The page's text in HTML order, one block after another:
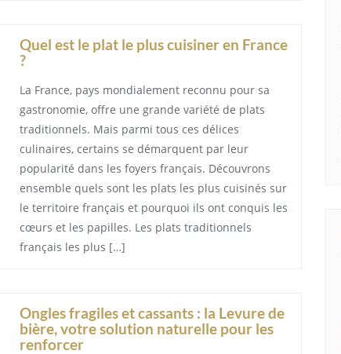
Quel est le plat le plus cuisiner en France
?
La France, pays mondialement reconnu pour sa
gastronomie, offre une grande variété de plats
traditionnels. Mais parmi tous ces délices
culinaires, certains se démarquent par leur
popularité dans les foyers français. Découvrons
ensemble quels sont les plats les plus cuisinés sur
le territoire français et pourquoi ils ont conquis les
cœurs et les papilles. Les plats traditionnels
français les plus […]
Ongles fragiles et cassants : la Levure de
bière, votre solution naturelle pour les
renforcer